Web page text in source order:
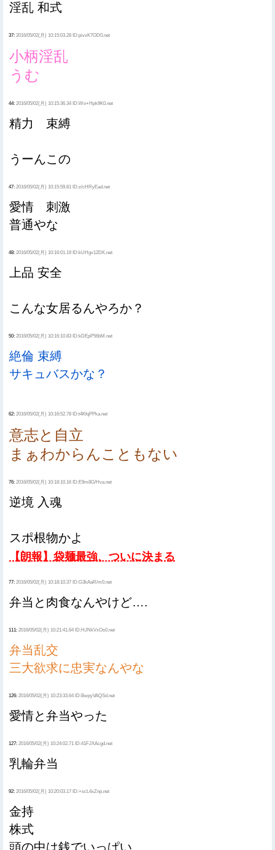
淫乱 和式
37: 2016/05/02(月) 10:15:03.28 ID:pivxK7OD0.net
小柄淫乱
うむ
44: 2016/05/02(月) 10:15:36.34 ID:Wo+Hpk9K0.net
精力 束縛
うーんこの
47: 2016/05/02(月) 10:15:59.81 ID:z/cHRyEad.net
愛情 刺激
普通やな
48: 2016/05/02(月) 10:16:01.19 ID:kUHgv12DK.net
上品 安全
こんな女居るんやろか？
50: 2016/05/02(月) 10:16:10.83 ID:kDEpP56bM.net
絶倫 束縛
サキュバスかな？
62: 2016/05/02(月) 10:16:52.78 ID:t4KfqPPka.net
意志と自立
まぁわからんこともない
76: 2016/05/02(月) 10:18:10.16 ID:E9m8G/Hva.net
逆境 入魂
スポ根物かよ
【朗報】袋麺最強、ついに決まる
77: 2016/05/02(月) 10:18:10.37 ID:G3kAaR/m0.net
弁当と肉食なんやけど….
111: 2016/05/02(月) 10:21:41.64 ID:HJNkVxOs0.net
弁当乱交
三大欲求に忠実なんやな
126: 2016/05/02(月) 10:23:33.64 ID:BwpyVAQSd.net
愛情と弁当やった
127: 2016/05/02(月) 10:24:02.71 ID:41FJXAcgd.net
乳輪弁当
92: 2016/05/02(月) 10:20:03.17 ID:+scL4xZnp.net
金持
株式
頭の中は銭でいっぱい